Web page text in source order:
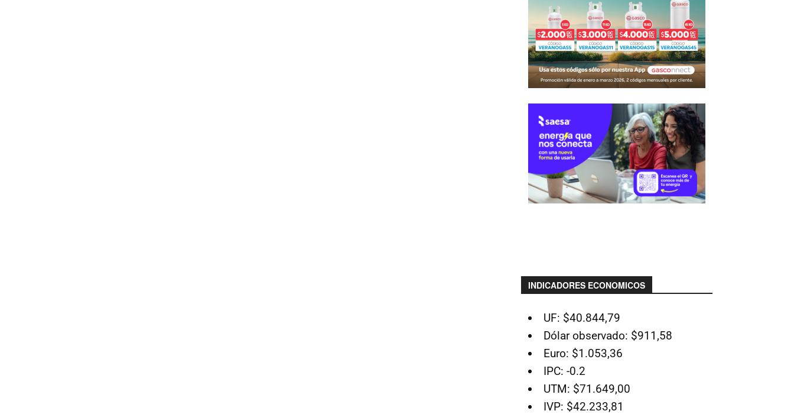
INDICADORES ECONOMICOS
UF: $40.844,79
Dólar observado: $911,58
Euro: $1.053,36
IPC: -0.2
UTM: $71.649,00
IVP: $42.233,81